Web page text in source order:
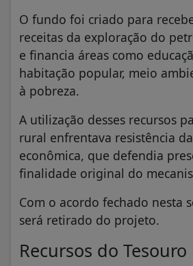
O fundo foi criado para
receitas da exploração do
e financia áreas como
habitação popular, meio
à pobreza.
A utilização desses recursos
rural enfrentava resistência
econômica, que defendia
finalidade original do
Com o acordo fechado nesta
será retirado do projeto.
Recursos do